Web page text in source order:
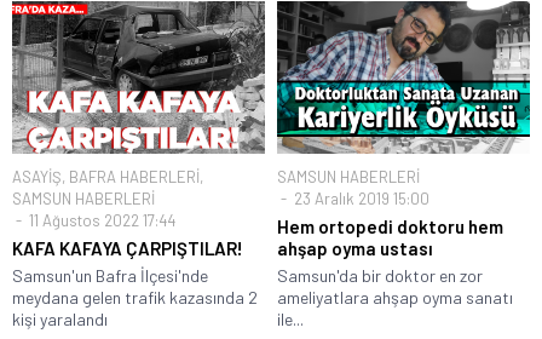
ASAYİŞ, BAFRA HABERLERİ,
SAMSUN HABERLERİ
11 Ağustos 2022 17:44
KAFA KAFAYA ÇARPIŞTILAR!
Samsun'un Bafra İlçesi'nde
meydana gelen trafik kazasında 2
kişi yaralandı
SAMSUN HABERLERİ
23 Aralık 2019 15:00
Hem ortopedi doktoru hem
ahşap oyma ustası
Samsun'da bir doktor en zor
ameliyatlara ahşap oyma sanatı
ile...